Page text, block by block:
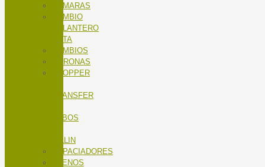
CÁMARAS
CAMBIO
DELANTERO
RUTA
CAMBIOS
CORONAS
DROPPER
TRANSFER
TUBOS
SILLIN
ESPACIADORES
FRENOS